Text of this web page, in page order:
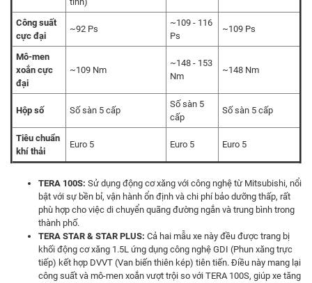
Công suất
cực đại
~92 Ps
~109 - 116
Ps
~109 Ps
Mô-men
xoắn cực
đại
~109 Nm
~148 - 153
Nm
~148 Nm
Hộp số Số sàn 5 cấp
Số sàn 5
cấp
Số sàn 5 cấp
Tiêu chuẩn
khí thải
Euro 5 Euro 5 Euro 5
TERA 100S: Sử dụng động cơ xăng với công nghệ từ Mitsubishi, nổi
bật với sự bền bỉ, vận hành ổn định và chi phí bảo dưỡng thấp, rất
phù hợp cho việc di chuyển quãng đường ngắn và trung bình trong
thành phố.
TERA STAR & STAR PLUS: Cả hai mẫu xe này đều được trang bị
khối động cơ xăng 1.5L ứng dụng công nghệ GDI (Phun xăng trực
tiếp) kết hợp DVVT (Van biến thiên kép) tiên tiến. Điều này mang lại
công suất và mô-men xoắn vượt trội so với TERA 100S, giúp xe tăng